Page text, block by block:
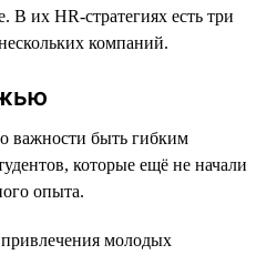
их HR-стратегиях есть три
компаний.
важности быть гибким
которые ещё не начали
опыта.
молодых